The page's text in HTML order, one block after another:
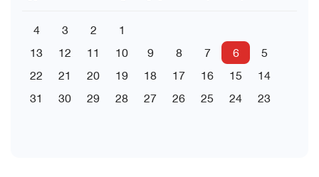
1
2
3
4
5
6
7
8
9
10
11
12
13
14
15
16
17
18
19
20
21
22
23
24
25
26
27
28
29
30
31